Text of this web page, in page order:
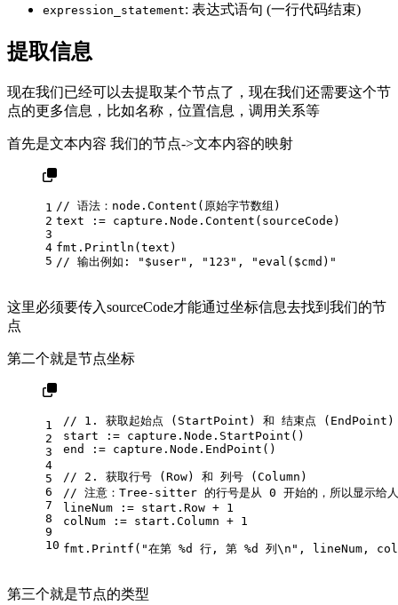
expression_statement: 表达式语句 (一行代码结束)
提取信息
现在我们已经可以去提取某个节点了，现在我们还需要这个节
点的更多信息，比如名称，位置信息，调用关系等
首先是文本内容 我们的节点->文本内容的映射
1
2
3
4
5
// 语法：node.Content(原始字节数组)
text := capture.Node.Content(sourceCode)
fmt.Println(text)
// 输出例如: "$user", "123", "eval($cmd)"
这里必须要传入sourceCode才能通过坐标信息去找到我们的节
点
第二个就是节点坐标
1
2
3
4
5
6
7
8
9
10
// 1. 获取起始点 (StartPoint) 和 结束点 (EndPoint)
start := capture.Node.StartPoint()
end := capture.Node.EndPoint()
// 2. 获取行号 (Row) 和 列号 (Column)
// 注意：Tree-sitter 的行号是从 0 开始的，所以显示给人
lineNum := start.Row + 1
colNum := start.Column + 1
fmt.Printf( "在第 %d 行, 第 %d 列\n" , lineNum,
第三个就是节点的类型